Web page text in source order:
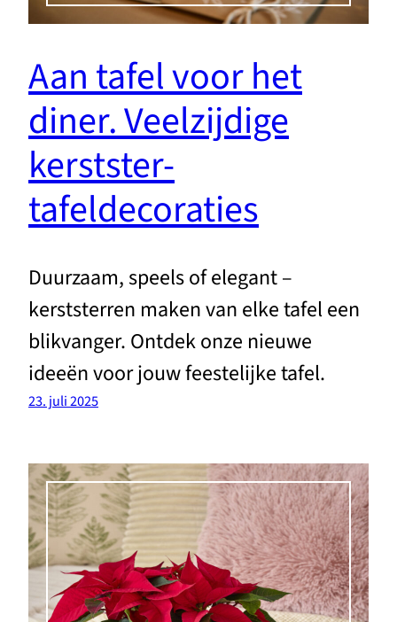
Aan tafel voor het
diner. Veelzijdige
kerstster-
tafeldecoraties
Duurzaam, speels of elegant –
kerststerren maken van elke tafel een
blikvanger. Ontdek onze nieuwe
ideeën voor jouw feestelijke tafel.
23. juli 2025